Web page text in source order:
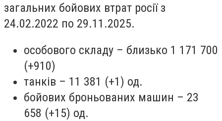
загальних бойових втрат росії з
24.02.2022 по 29.11.2025.
особового складу – близько 1 171 700
(+910)
танків – 11 381 (+1) од.
бойових броньованих машин – 23
658 (+15) од.